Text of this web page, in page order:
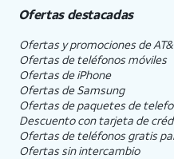
Ofertas destacadas
Ofertas y promociones de
Ofertas de teléfonos móviles
Ofertas deiPhone
Ofertas de Samsung
Ofertas de paquetes de
Descuento con tarjeta de
Ofertas de teléfonos gratis
Ofertas sin intercambio